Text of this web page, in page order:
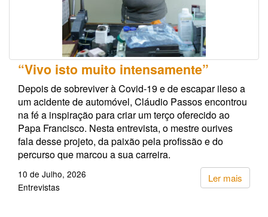
“Vivo isto muito intensamente”
Depois de sobreviver à Covid-19 e de escapar ileso a
um acidente de automóvel, Cláudio Passos encontrou
na fé a inspiração para criar um terço oferecido ao
Papa Francisco. Nesta entrevista, o mestre ourives
fala desse projeto, da paixão pela profissão e do
percurso que marcou a sua carreira.
Ler mais
10 de Julho, 2026
Entrevistas